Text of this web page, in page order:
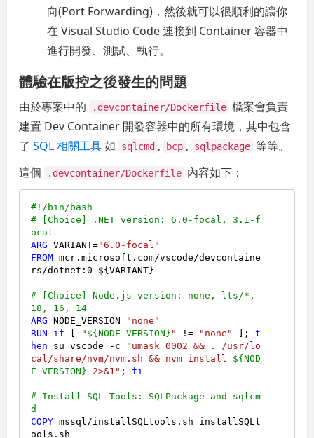
向(Port Forwarding)，然後就可以很順利的讓你
在 Visual Studio Code 連接到 Container 容器中
進行開發、測試、執行。
體驗在版控之後發生的問題
由於專案中的 .devcontainer/Dockerfile 檔案會負責
建置 Dev Container 開發容器中的所有環境，其中包含
了SQL 相關工具如 sqlcmd , bcp , sqlpackage 等等。
這個
.devcontainer/Dockerfile 內容如下：
#!/bin/bash
# [Choice] .NET version: 6.0-focal, 3.1-f
ocal
ARG VARIANT="6.0-focal"
FROM mcr.microsoft.com/vscode/devcontaine
rs/dotnet:0 -${VARIANT}
# [Choice] Node.js version: none, lts/*,
18, 16, 14
ARG NODE_VERSION="none"
RUN
if " ${NODE_VERSION} " != "none" ]; t
hen su vscode -c
"umask 0002 && . /usr/lo
cal/share/nvm/nvm.sh && nvm install ${NOD
E_VERSION} 2>&1" ; fi
# Install SQL Tools: SQLPackage and sqlcm
d
COPY mssql/installSQLtools.sh installSQLt
ools.sh